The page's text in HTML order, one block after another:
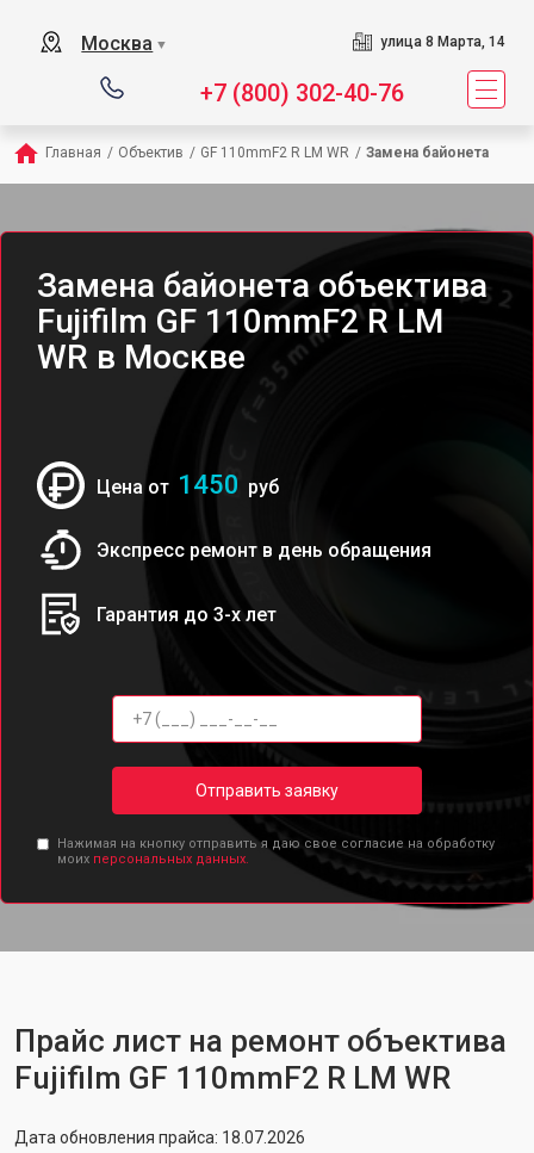
Москва ▼ улица 8 Марта, 14
+7 (800) 302-40-76
Главная / Объектив / GF 110mmF2 R LM WR / Замена байонета
Замена байонета объектива
Fujifilm GF 110mmF2 R LM
WR в Москве
Цена от 1450 руб
Экспресс ремонт в день обращения
Гарантия до 3-х лет
Отправить заявку
Нажимая на кнопку отправить я даю свое согласие на обработку
моих персональных данных.
Прайс лист на ремонт объектива
Fujifilm GF 110mmF2 R LM WR
Дата обновления прайса: 18.07.2026